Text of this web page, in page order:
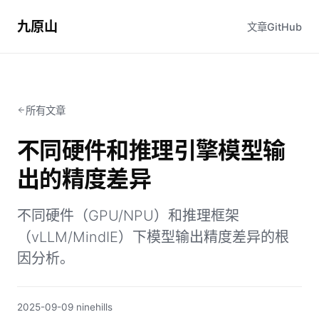
九原山 文章GitHub
所有文章
不同硬件和推理引擎模型输
出的精度差异
不同硬件（GPU/NPU）和推理框架
（vLLM/MindIE）下模型输出精度差异的根
因分析。
2025-09-09 ninehills